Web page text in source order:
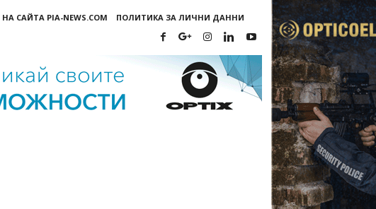
САЙТА PIA-NEWS.COM ПОЛИТИКА ЗА ЛИЧНИ ДАННИ